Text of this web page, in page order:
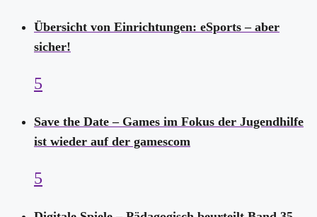
Übersicht von Einrichtungen: eSports – aber
sicher!
5
Save the Date – Games im Fokus der Jugendhilfe
ist wieder auf der gamescom
5